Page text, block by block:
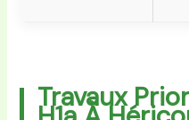
Travaux